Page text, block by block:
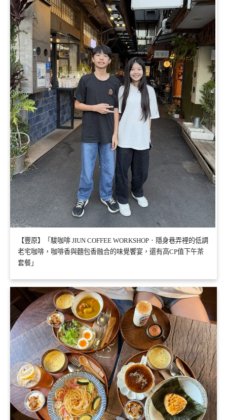
【豐原】「駿咖啡 JIUN COFFEE WORKSHOP．隱身巷弄裡的低調
老宅咖啡，咖啡香與麵包香融合的味覺饗宴，還有高CP值下午茶
套餐」